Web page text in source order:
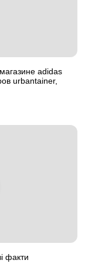
аdidas
urbantainer,
факти